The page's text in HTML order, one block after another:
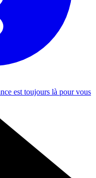
est toujours là pour vous